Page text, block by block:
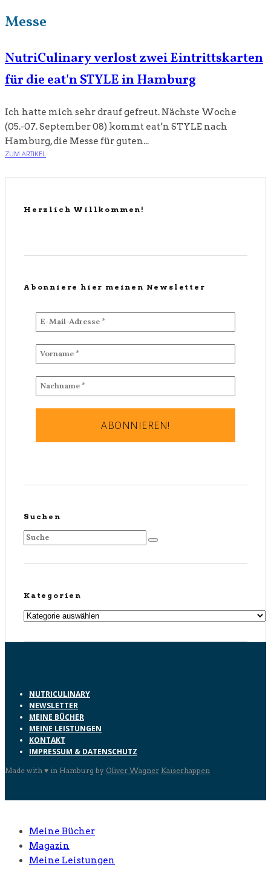
Messe
NutriCulinary verlost zwei Eintrittskarten
für die eat'n STYLE in Hamburg
Ich hatte mich sehr drauf gefreut. Nächste Woche
(05.-07. September 08) kommt eat’n STYLE nach
Hamburg, die Messe für guten...
ZUM ARTIKEL
Herzlich Willkommen!
Abonniere hier meinen Newsletter
Suchen
Kategorien
Kategorien
NUTRICULINARY
NEWSLETTER
MEINE BÜCHER
MEINE LEISTUNGEN
KONTAKT
IMPRESSUM & DATENSCHUTZ
Made with ♥ in Hamburg by Oliver Wagner Kaiserhappen
Meine Bücher
Magazin
Meine Leistungen